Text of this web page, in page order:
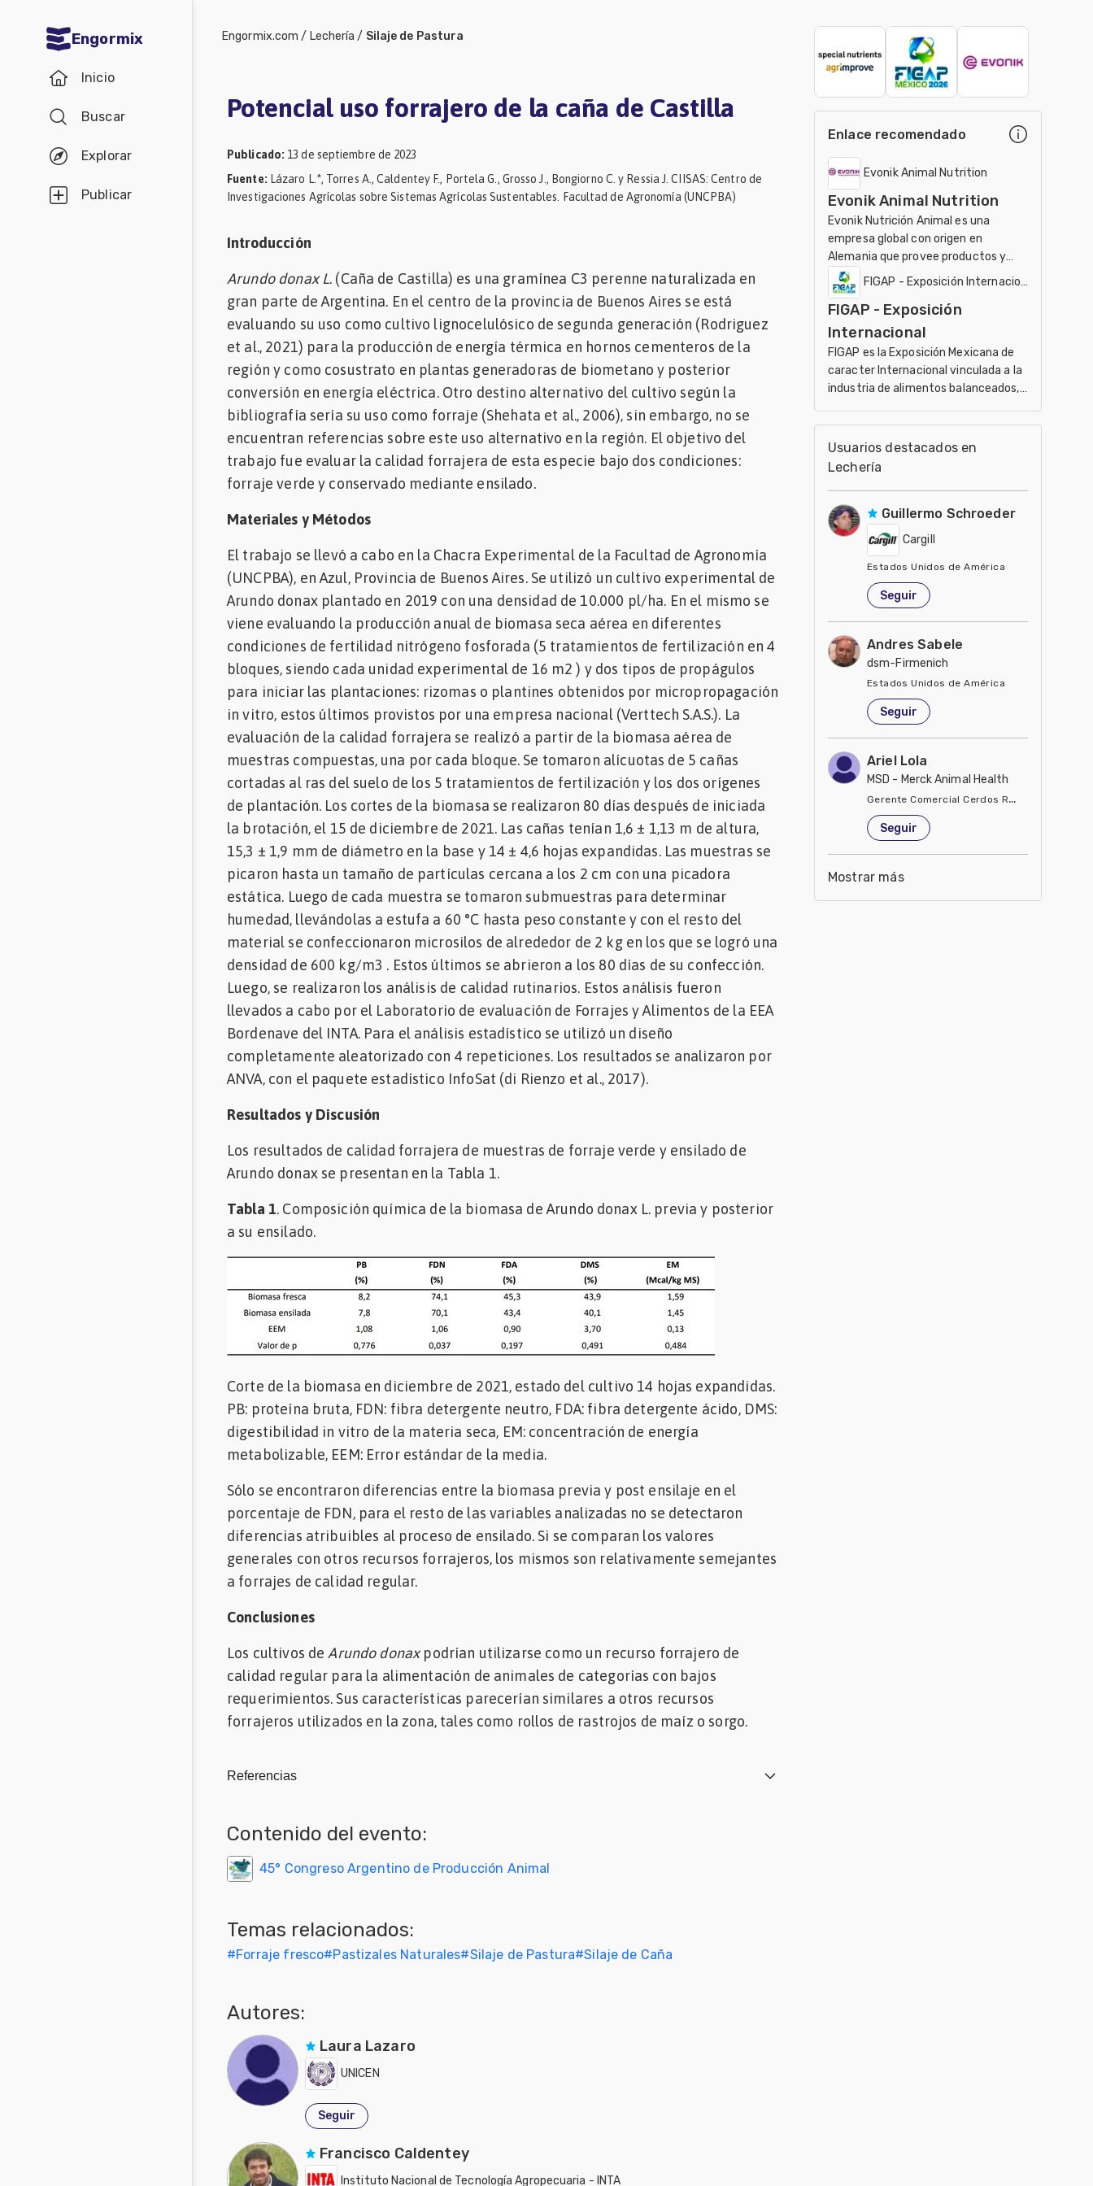
Engormix
Inicio
Buscar
Explorar
Publicar
Agricultura
Balanceados
Avicultura
Lechería
Micotoxinas
Porcicultura
Mascotas
Engormix.com / Lechería / Silaje de Pastura
Potencial uso forrajero de la caña de Castilla
Publicado: 13 de septiembre de 2023
Fuente: Lázaro L.*, Torres A., Caldentey F., Portela G., Grosso J., Bongiorno C. y Ressia J. CIISAS: Centro de
Investigaciones Agrícolas sobre Sistemas Agrícolas Sustentables. Facultad de Agronomía (UNCPBA)
Introducción
Arundo donax L. (Caña de Castilla) es una gramínea C3 perenne naturalizada en
gran parte de Argentina. En el centro de la provincia de Buenos Aires se está
evaluando su uso como cultivo lignocelulósico de segunda generación (Rodriguez
et al., 2021) para la producción de energía térmica en hornos cementeros de la
región y como cosustrato en plantas generadoras de biometano y posterior
conversión en energía eléctrica. Otro destino alternativo del cultivo según la
bibliografía sería su uso como forraje (Shehata et al., 2006), sin embargo, no se
encuentran referencias sobre este uso alternativo en la región. El objetivo del
trabajo fue evaluar la calidad forrajera de esta especie bajo dos condiciones:
forraje verde y conservado mediante ensilado.
Materiales y Métodos
El trabajo se llevó a cabo en la Chacra Experimental de la Facultad de Agronomía
(UNCPBA), en Azul, Provincia de Buenos Aires. Se utilizó un cultivo experimental de
Arundo donax plantado en 2019 con una densidad de 10.000 pl/ha. En el mismo se
viene evaluando la producción anual de biomasa seca aérea en diferentes
condiciones de fertilidad nitrógeno fosforada (5 tratamientos de fertilización en 4
bloques, siendo cada unidad experimental de 16 m2 ) y dos tipos de propágulos
para iniciar las plantaciones: rizomas o plantines obtenidos por micropropagación
in vitro, estos últimos provistos por una empresa nacional (Verttech S.A.S.). La
evaluación de la calidad forrajera se realizó a partir de la biomasa aérea de
muestras compuestas, una por cada bloque. Se tomaron alícuotas de 5 cañas
cortadas al ras del suelo de los 5 tratamientos de fertilización y los dos orígenes
de plantación. Los cortes de la biomasa se realizaron 80 días después de iniciada
la brotación, el 15 de diciembre de 2021. Las cañas tenían 1,6 ± 1,13 m de altura,
15,3 ± 1,9 mm de diámetro en la base y 14 ± 4,6 hojas expandidas. Las muestras se
picaron hasta un tamaño de partículas cercana a los 2 cm con una picadora
estática. Luego de cada muestra se tomaron submuestras para determinar
humedad, llevándolas a estufa a 60 °C hasta peso constante y con el resto del
material se confeccionaron microsilos de alrededor de 2 kg en los que se logró una
densidad de 600 kg/m3 . Estos últimos se abrieron a los 80 días de su confección.
Luego, se realizaron los análisis de calidad rutinarios. Estos análisis fueron
llevados a cabo por el Laboratorio de evaluación de Forrajes y Alimentos de la EEA
Bordenave del INTA. Para el análisis estadístico se utilizó un diseño
completamente aleatorizado con 4 repeticiones. Los resultados se analizaron por
ANVA, con el paquete estadístico InfoSat (di Rienzo et al., 2017).
Resultados y Discusión
Los resultados de calidad forrajera de muestras de forraje verde y ensilado de
Arundo donax se presentan en la Tabla 1.
Tabla 1. Composición química de la biomasa de Arundo donax L. previa y posterior
a su ensilado.
Corte de la biomasa en diciembre de 2021, estado del cultivo 14 hojas expandidas.
PB: proteína bruta, FDN: fibra detergente neutro, FDA: fibra detergente ácido, DMS:
digestibilidad in vitro de la materia seca, EM: concentración de energía
metabolizable, EEM: Error estándar de la media.
Sólo se encontraron diferencias entre la biomasa previa y post ensilaje en el
porcentaje de FDN, para el resto de las variables analizadas no se detectaron
diferencias atribuibles al proceso de ensilado. Si se comparan los valores
generales con otros recursos forrajeros, los mismos son relativamente semejantes
a forrajes de calidad regular.
Conclusiones
Los cultivos de Arundo donaxpodrían utilizarse como un recurso forrajero de
calidad regular para la alimentación de animales de categorías con bajos
requerimientos. Sus características parecerían similares a otros recursos
forrajeros utilizados en la zona, tales como rollos de rastrojos de maíz o sorgo.
Referencias
Contenido del evento:
45° Congreso Argentino de Producción Animal
Temas relacionados:
#Forraje fresco#Pastizales Naturales#Silaje de Pastura#Silaje de Caña
Autores:
Laura Lazaro
UNICEN
Seguir
Francisco Caldentey
Instituto Nacional de Tecnología Agropecuaria - INTA
Enlace recomendado
Evonik Animal Nutrition
Evonik Animal Nutrition
Evonik Nutrición Animal es una
empresa global con origen en
Alemania que provee productos y
servicios tales como aminoacidos y
probióticos para aves y cerdo
FIGAP - Exposición Internacional
FIGAP - Exposición
Internacional
FIGAP es la Exposición Mexicana de
caracter Internacional vinculada a la
industria de alimentos balanceados,
producción anima
Usuarios destacados en
Lechería
Guillermo Schroeder
Cargill
Estados Unidos de América
Seguir
Andres Sabele
dsm-Firmenich
Estados Unidos de América
Seguir
Ariel Lola
MSD - Merck Animal Health
Gerente Comercial Cerdos Región Sur
Estados Unidos de América
Seguir
Mostrar más